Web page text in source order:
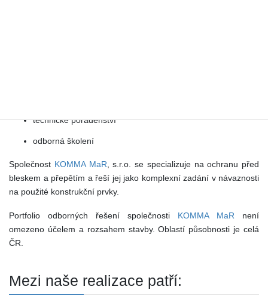
technické poradenství
odborná školení
Společnost KOMMA MaR, s.r.o. se specializuje na ochranu před
bleskem a přepětím a řeší jej jako komplexní zadání v návaznosti
na použité konstrukční prvky.
Portfolio odborných řešení společnosti KOMMA MaR není
omezeno účelem a rozsahem stavby. Oblastí působnosti je celá
ČR.
Mezi naše realizace patří: